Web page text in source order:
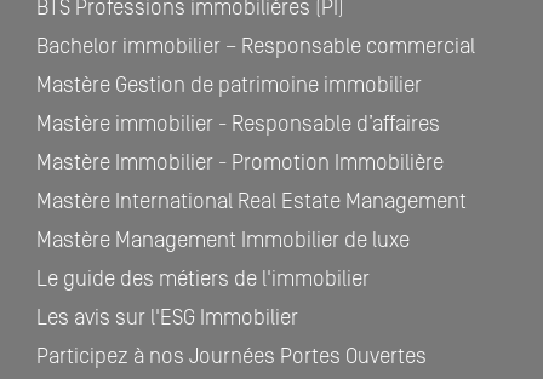
BTS Professions immobilières (PI)
Bachelor immobilier – Responsable commercial
Mastère Gestion de patrimoine immobilier
Mastère immobilier - Responsable d’affaires
Mastère Immobilier - Promotion Immobilière
Mastère International Real Estate Management
Mastère Management Immobilier de luxe
Le guide des métiers de l'immobilier
Les avis sur l'ESG Immobilier
Participez à nos Journées Portes Ouvertes